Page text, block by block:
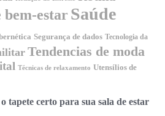
bem-estar Saúde
Segurança de dados Tecnologia da
Tendencias de moda
Técnicas de relaxamento Utensílios de
tapete certo para sua sala de estar